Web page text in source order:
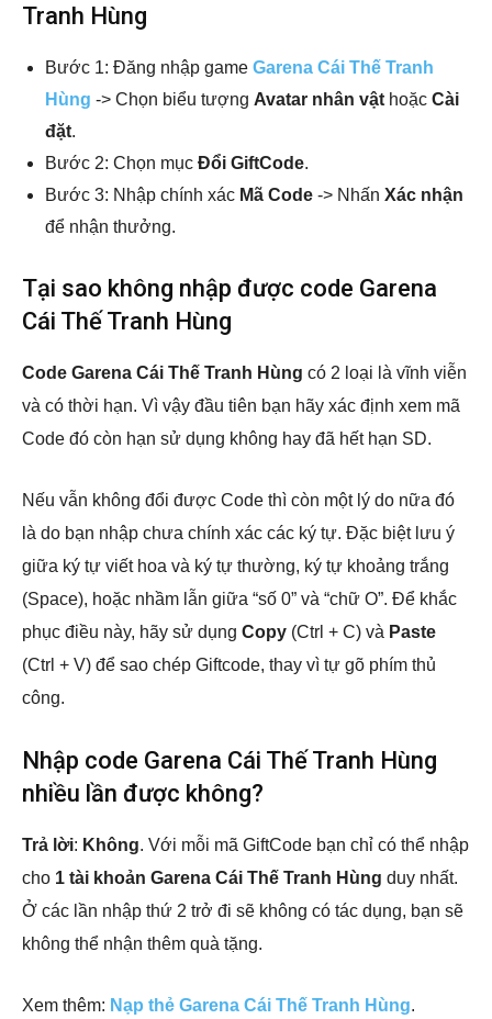
Tranh Hùng
Bước 1: Đăng nhập game Garena Cái Thế Tranh
Hùng -> Chọn biểu tượng Avatar nhân vật hoặc Cài
đặt.
Bước 2: Chọn mục Đổi GiftCode.
Bước 3: Nhập chính xác Mã Code -> Nhấn Xác nhận
để nhận thưởng.
Tại sao không nhập được code Garena
Cái Thế Tranh Hùng
Code Garena Cái Thế Tranh Hùng có 2 loại là vĩnh viễn
và có thời hạn. Vì vậy đầu tiên bạn hãy xác định xem mã
Code đó còn hạn sử dụng không hay đã hết hạn SD.
Nếu vẫn không đổi được Code thì còn một lý do nữa đó
là do bạn nhập chưa chính xác các ký tự. Đặc biệt lưu ý
giữa ký tự viết hoa và ký tự thường, ký tự khoảng trắng
(Space), hoặc nhầm lẫn giữa “số 0” và “chữ O”. Để khắc
phục điều này, hãy sử dụng Copy (Ctrl + C) và Paste
(Ctrl + V) để sao chép Giftcode, thay vì tự gõ phím thủ
công.
Nhập code Garena Cái Thế Tranh Hùng
nhiều lần được không?
Trả lời: Không. Với mỗi mã GiftCode bạn chỉ có thể nhập
cho 1 tài khoản Garena Cái Thế Tranh Hùng duy nhất.
Ở các lần nhập thứ 2 trở đi sẽ không có tác dụng, bạn sẽ
không thể nhận thêm quà tặng.
Xem thêm: Nạp thẻ Garena Cái Thế Tranh Hùng.